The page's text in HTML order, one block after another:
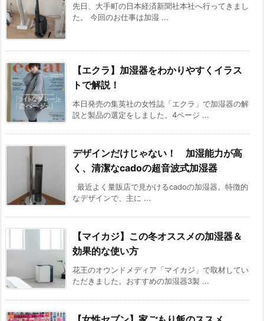
先日、大手町の日本経済新聞社本社へ行ってきまし
た。 今回のお仕事は加湿 ...
【エクラ】加湿器をわかりやすくイラス
トで解説！
本日発売の集英社の女性誌「エクラ」で加湿器の解
説と製品の選定をしました。4ページ ...
デザインだけじゃない！ 加湿能力が高
く、清潔なcadoの超音波式加湿器
最近よく量販店で見かけるcadoの加湿器。特徴的
なデザインで、主に ...
【マイカジ】この冬オススメの加湿器＆
効果的な使い方
花王のオウンドメディア「マイカジ」で取材してい
ただきました。おすすめの加湿器3製 ...